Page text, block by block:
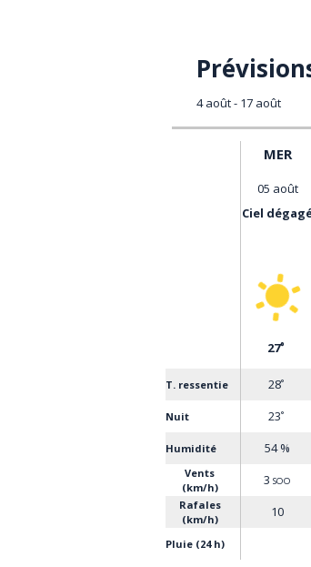
4 août - 17 août
T. ressentie
Nuit
Humidité
Vents
(km/h)
Rafales
(km/h)
Pluie (24 h)
MER
05 août
ciel
27°
28°
23°
54 %
3SOO
10